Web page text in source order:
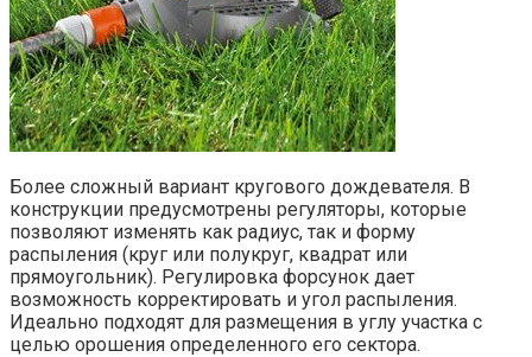
Более сложный вариант кругового дождевателя. В
конструкции предусмотрены регуляторы, которые
позволяют изменять как радиус, так и форму
распыления (круг или полукруг, квадрат или
прямоугольник). Регулировка форсунок дает
возможность корректировать и угол распыления.
Идеально подходят для размещения в углу участка с
целью орошения определенного его сектора.